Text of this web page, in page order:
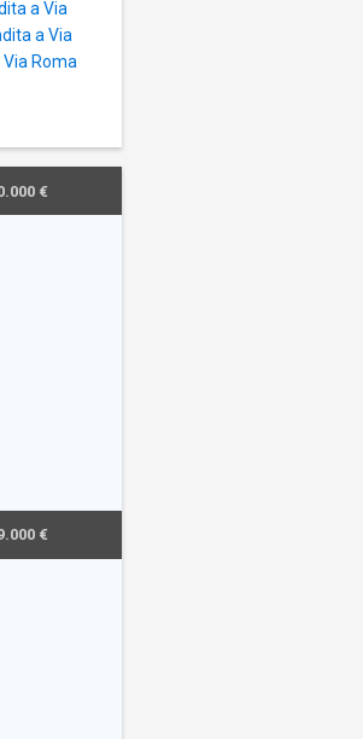
a Via
a Via
Roma
€
€